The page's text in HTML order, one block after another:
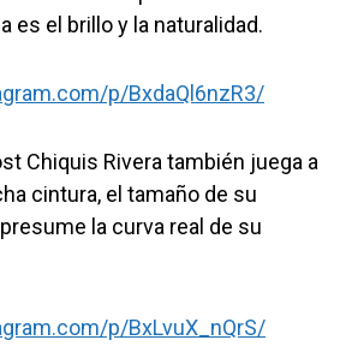
es el brillo y la naturalidad.
p/BxdaQl6nzR3/
Chiquis Rivera también juega a
cintura, el tamaño de su
la curva real de su
p/BxLvuX_nQrS/